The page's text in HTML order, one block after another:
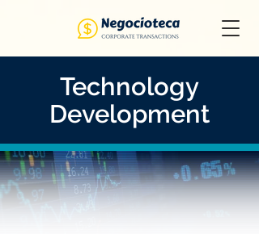
Technology
Development